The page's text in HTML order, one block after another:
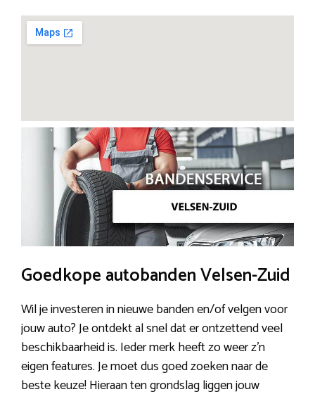
Goedkope autobanden Velsen-Zuid
Wil je investeren in nieuwe banden en/of velgen voor
jouw auto? Je ontdekt al snel dat er ontzettend veel
beschikbaarheid is. Ieder merk heeft zo weer z’n
eigen features. Je moet dus goed zoeken naar de
beste keuze! Hieraan ten grondslag liggen jouw